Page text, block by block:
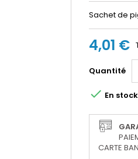
Sachet de
4,01 €
Quantité
 En stock
CARTE